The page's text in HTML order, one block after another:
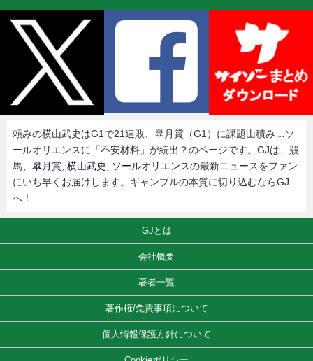
頼みの横山武史はG1で21連敗、皐月賞（G1）に課題山積み…ソ
ールオリエンスに「不安材料」が続出？のページです。GJは、競
馬、 皐月賞 横山武史 ソールオリエンスの最新ニュースをファン
にいち早くお届けします。ギャンブルの本質に切り込むならGJ
へ！
GJとは
会社概要
著者一覧
著作権/免責事項について
個人情報保護方針について